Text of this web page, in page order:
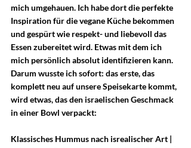
mich umgehauen. Ich habe dort die perfekte
Inspiration für die vegane Küche bekommen
und gespürt wie respekt- und liebevoll das
Essen zubereitet wird. Etwas mit dem ich
mich persönlich absolut identifizieren kann.
Darum wusste ich sofort: das erste, das
komplett neu auf unsere Speisekarte kommt,
wird etwas, das den israelischen Geschmack
in einer Bowl verpackt:
Klassisches Hummus nach isrealischer Art |